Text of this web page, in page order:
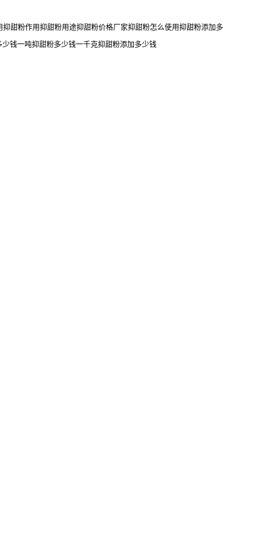
甜粉作用抑甜粉用途抑甜粉价格厂家抑甜粉怎么使用抑甜粉添加多
钱一吨抑甜粉多少钱一千克抑甜粉添加多少钱